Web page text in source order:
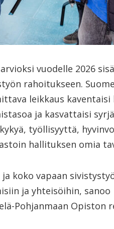
vuodelle 2026
rahoitukseen.
leikkaus kaventaisi
ja kasvattaisi
työllisyyttä,
hallituksen omia
koko vapaan
ja yhteisöihin, sanoo
Pohjanmaan Opiston